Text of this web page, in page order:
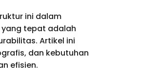
ini dalam
yang tepat adalah
Artikel ini
dan kebutuhan
efisien.